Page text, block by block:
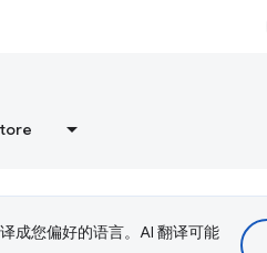
成您偏好的语言。AI 翻译可能